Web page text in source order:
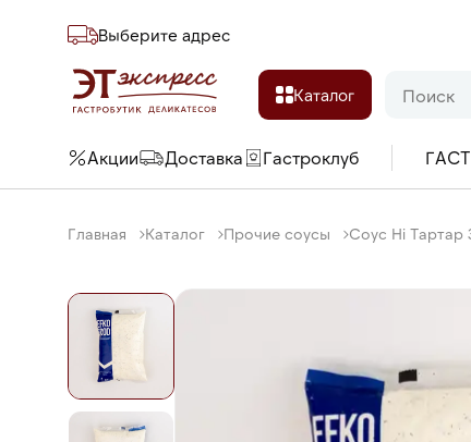
Выберите адреc
Каталог
Акции Доставка Гастроклуб
Главная Каталог Прочие соусы Соус Hi Тартар